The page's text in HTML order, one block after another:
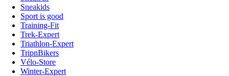
Sneakids
Sport is good
Training-Fit
Trek-Expert
Triathlon-Expert
TripnBikers
Vélo-Store
Winter-Expert